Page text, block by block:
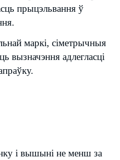
прыцэльвання ў
маркі, сіметрычныя
вызначэння адлегласці
і вышыні не менш за